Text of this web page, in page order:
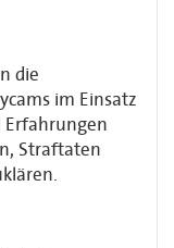
die
im Einsatz
Straftaten